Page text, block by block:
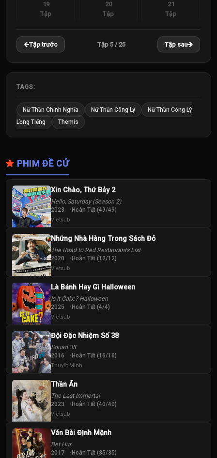
19
Tập
20
Tập
21
Tập
22
Tập
Tập
24
Tập
25
Tập trước Tập 5 / 25 Tập sau
TAGS:
Nữ Thần Chính Nghĩa Nữ Thần Công Lý
Nữ Thần Công Lý
Lồng Tiếng
Themis
PHIM ĐỀ CỬ
Xin Chào, Thứ Bảy 2
Hello, Saturday (Season 2)
2023 Hoàn Tất (49/49)
Vietsub
Những Nhà Hàng Trong Sách Đỏ
The Road to Red Restaurants List
2020 Hoàn Tất (12/12)
Vietsub
Là Bánh Hay Gì Halloween
Is It Cake? Halloween
2025 Hoàn Tất (4/4)
Vietsub
Đội Đặc Nhiệm Số 38
Squad 38
2016 Hoàn Tất (16/16)
Thuyết Minh
Thần Ẩn
The Last Immortal
2023 Hoàn Tất (40/40)
Vietsub
Ván Bài Định Mệnh
Bet Hur
2017 Hoàn Tất (35/35)